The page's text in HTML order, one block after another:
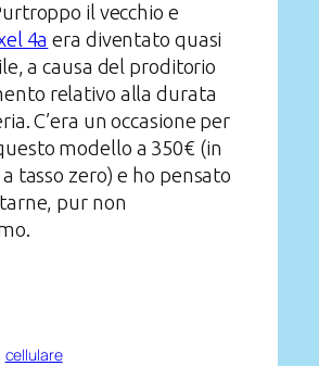
il vecchio e
4a era diventato quasi
a causa del proditorio
relativo alla durata
C’era un occasione per
modello a 350€ (in
tasso zero) e ho pensato
pur non
cellulare